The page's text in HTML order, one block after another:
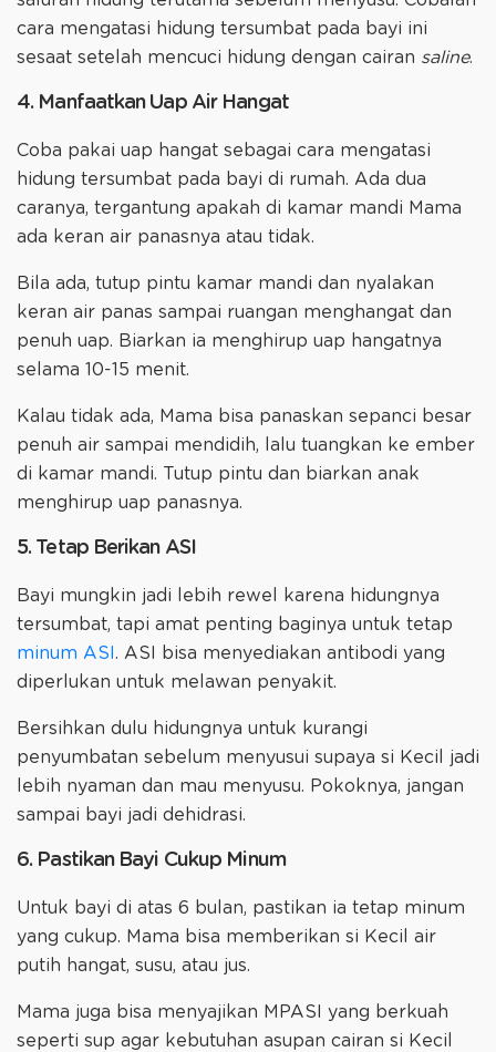
cara mengatasi hidung tersumbat pada bayi ini
sesaat setelah mencuci hidung dengan cairan saline.
4. Manfaatkan Uap Air Hangat
Coba pakai uap hangat sebagai cara mengatasi
hidung tersumbat pada bayi di rumah. Ada dua
caranya, tergantung apakah di kamar mandi Mama
ada keran air panasnya atau tidak.
Bila ada, tutup pintu kamar mandi dan nyalakan
keran air panas sampai ruangan menghangat dan
penuh uap. Biarkan ia menghirup uap hangatnya
selama 10-15 menit.
Kalau tidak ada, Mama bisa panaskan sepanci besar
penuh air sampai mendidih, lalu tuangkan ke ember
di kamar mandi. Tutup pintu dan biarkan anak
menghirup uap panasnya.
5. Tetap Berikan ASI
Bayi mungkin jadi lebih rewel karena hidungnya
tersumbat, tapi amat penting baginya untuk tetap
minum ASI . ASI bisa menyediakan antibodi yang
diperlukan untuk melawan penyakit.
Bersihkan dulu hidungnya untuk kurangi
penyumbatan sebelum menyusui supaya si Kecil jadi
lebih nyaman dan mau menyusu. Pokoknya, jangan
sampai bayi jadi dehidrasi.
6. Pastikan Bayi Cukup Minum
Untuk bayi di atas 6 bulan, pastikan ia tetap minum
yang cukup. Mama bisa memberikan si Kecil air
putih hangat, susu, atau jus.
Mama juga bisa menyajikan MPASI yang berkuah
seperti sup agar kebutuhan asupan cairan si Kecil